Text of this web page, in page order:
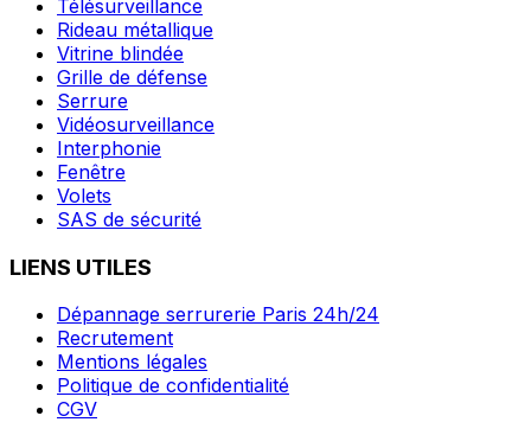
Télésurveillance
Rideau métallique
Vitrine blindée
Grille de défense
Serrure
Vidéosurveillance
Interphonie
Fenêtre
Volets
SAS de sécurité
LIENS UTILES
Dépannage serrurerie Paris 24h/24
Recrutement
Mentions légales
Politique de confidentialité
CGV